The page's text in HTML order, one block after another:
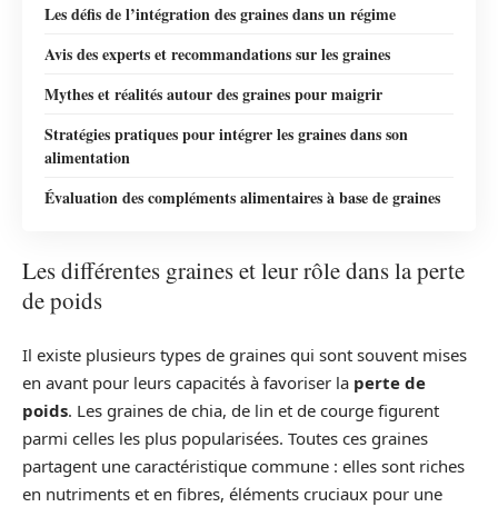
Les défis de l’intégration des graines dans un régime
Avis des experts et recommandations sur les graines
Mythes et réalités autour des graines pour maigrir
Stratégies pratiques pour intégrer les graines dans son
alimentation
Évaluation des compléments alimentaires à base de graines
Les différentes graines et leur rôle dans la perte
de poids
Il existe plusieurs types de graines qui sont souvent mises
en avant pour leurs capacités à favoriser la perte de
poids. Les graines de chia, de lin et de courge figurent
parmi celles les plus popularisées. Toutes ces graines
partagent une caractéristique commune : elles sont riches
en nutriments et en fibres, éléments cruciaux pour une